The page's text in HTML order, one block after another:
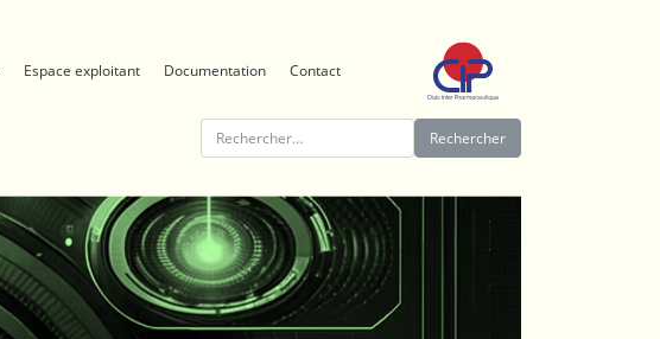
Espace exploitant Documentation Contact
Rechercher :